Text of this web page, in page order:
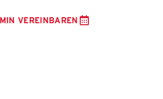
VEREINBAREN